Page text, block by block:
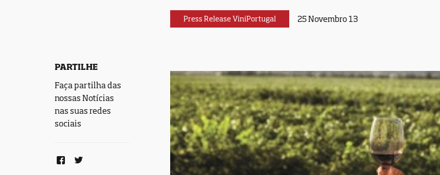
Press Release ViniPortugal 25 Novembro 13
PARTILHE
Faça partilha das
nossas Notícias
nas suas redes
sociais